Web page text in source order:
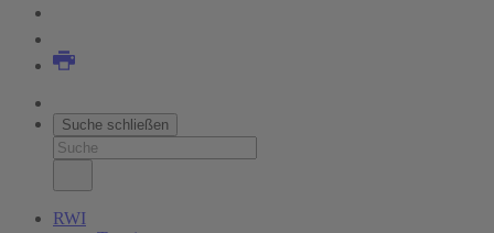
Suche schließen
RWI